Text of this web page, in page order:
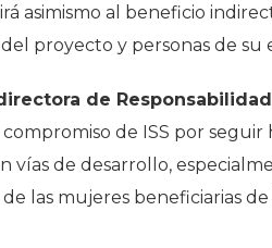
asimismo al beneficio
proyecto y personas de
de
de ISS por seguir
vías de desarrollo,
las mujeres beneficiarias